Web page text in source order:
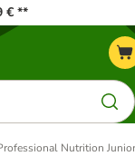
€ **
Nutrition